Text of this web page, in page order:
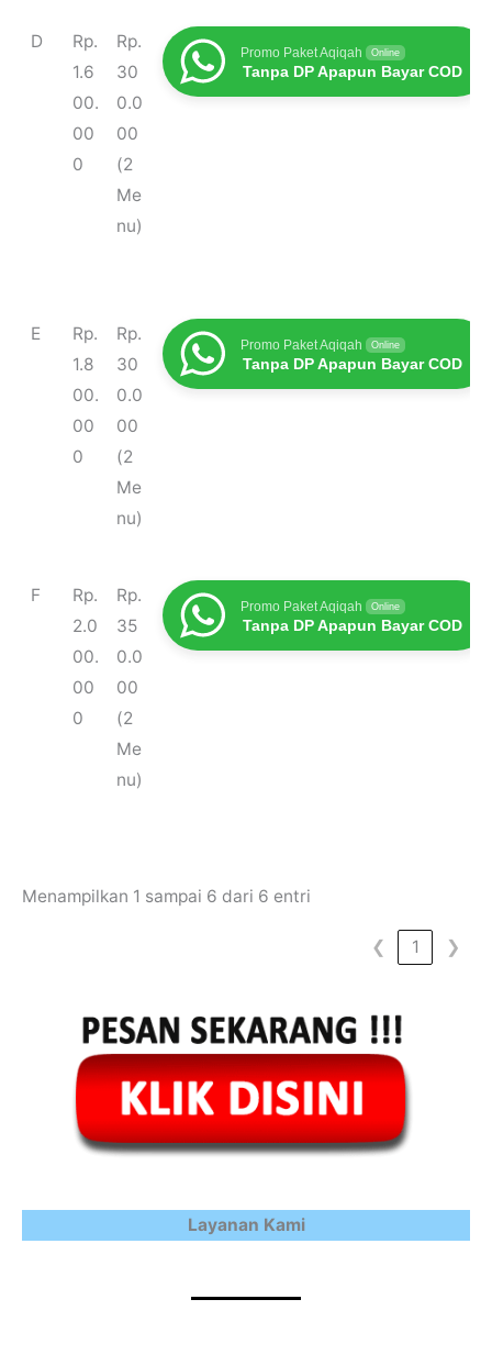
D
Rp.
1.6
00.
00
0
Rp.
30
0.0
00
(2
Me
nu)
Promo Paket Aqiqah Online
Tanpa DP Apapun Bayar COD
E
Rp.
1.8
00.
00
0
Rp.
30
0.0
00
(2
Me
nu)
Promo Paket Aqiqah Online
Tanpa DP Apapun Bayar COD
F
Rp.
2.0
00.
00
0
Rp.
35
0.0
00
(2
Me
nu)
Promo Paket Aqiqah Online
Tanpa DP Apapun Bayar COD
Menampilkan 1 sampai 6 dari 6 entri
❮ 1 ❯
Layanan Kami